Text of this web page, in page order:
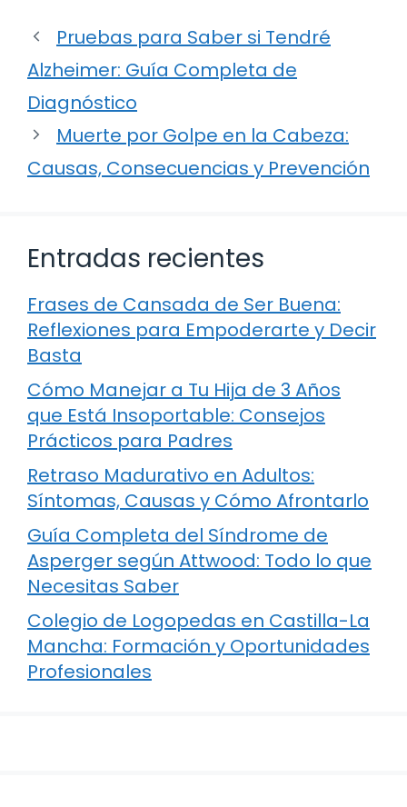
Pruebas para Saber si Tendré
Alzheimer: Guía Completa de
Diagnóstico
Muerte por Golpe en la Cabeza:
Causas, Consecuencias y Prevención
Entradas recientes
Frases de Cansada de Ser Buena:
Reflexiones para Empoderarte y Decir
Basta
Cómo Manejar a Tu Hija de 3 Años
que Está Insoportable: Consejos
Prácticos para Padres
Retraso Madurativo en Adultos:
Síntomas, Causas y Cómo Afrontarlo
Guía Completa del Síndrome de
Asperger según Attwood: Todo lo que
Necesitas Saber
Colegio de Logopedas en Castilla-La
Mancha: Formación y Oportunidades
Profesionales